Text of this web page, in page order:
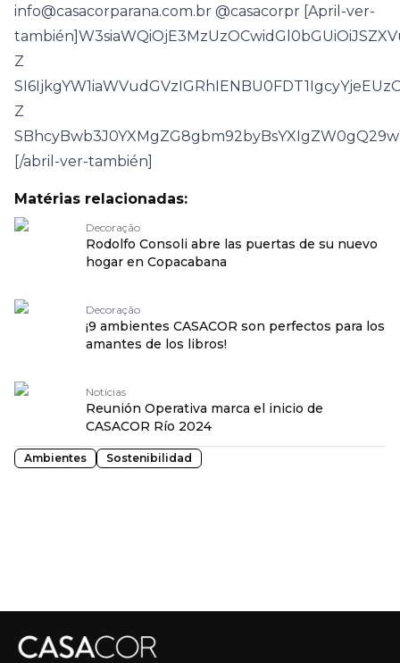
info@casacorparana.com.br @casacorpr [April-ver-
Z
Z
[/abril-ver-también]
Matérias relacionadas:
Decoração
Rodolfo Consoli abre las puertas de su nuevo
hogar en Copacabana
Decoração
¡9 ambientes CASACOR son perfectos para los
amantes de los libros!
Notícias
Reunión Operativa marca el inicio de
CASACOR Río 2024
Ambientes Sostenibilidad